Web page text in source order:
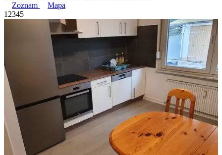
Zoznam
Mapa
1 2345